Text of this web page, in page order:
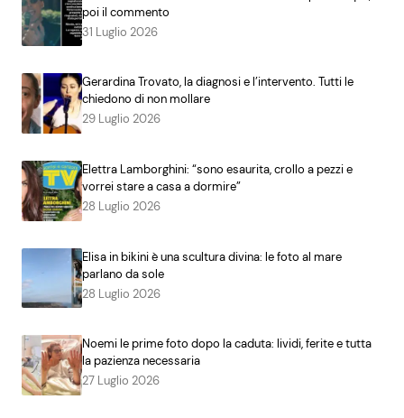
poi il commento
31 Luglio 2026
Gerardina Trovato, la diagnosi e l’intervento. Tutti le
chiedono di non mollare
29 Luglio 2026
Elettra Lamborghini: “sono esaurita, crollo a pezzi e
vorrei stare a casa a dormire”
28 Luglio 2026
Elisa in bikini è una scultura divina: le foto al mare
parlano da sole
28 Luglio 2026
Noemi le prime foto dopo la caduta: lividi, ferite e tutta
la pazienza necessaria
27 Luglio 2026